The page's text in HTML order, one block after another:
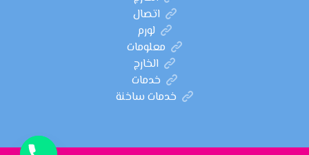
اتصال
لورم
معلومات
الخارج
خدمات
خدمات ساخنة